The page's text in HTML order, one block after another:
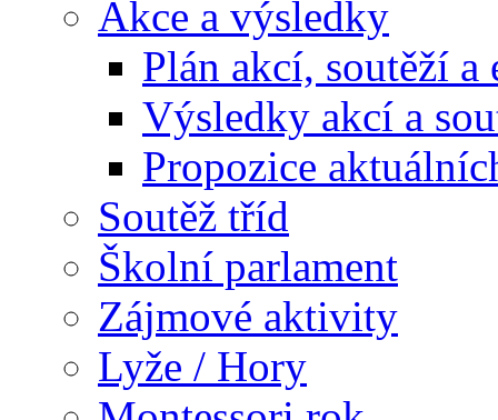
Akce a výsledky
Plán akcí, soutěží a
Výsledky akcí a
Propozice
Soutěž tříd
Školní parlament
Zájmové aktivity
Lyže / Hory